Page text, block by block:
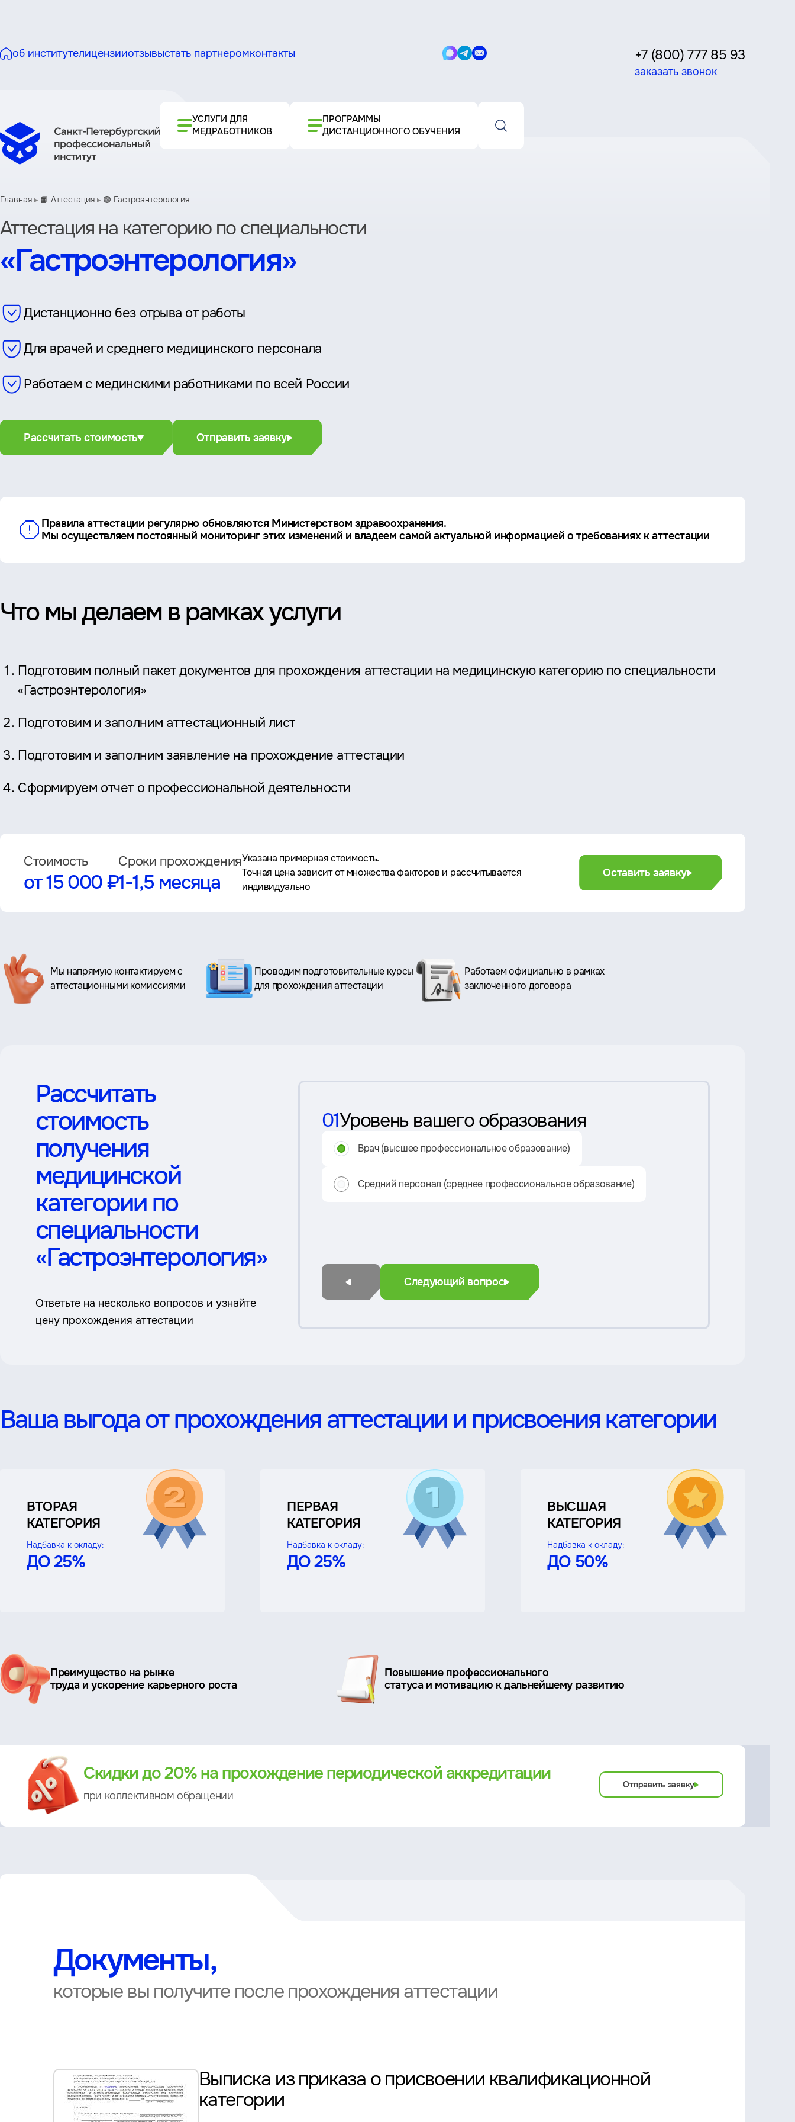
об институтелицензииотзывыстать партнеромконтакты
Написать
Написать
Написать
+7 (800) 777 85 93
заказать звонок
УСЛУГИ ДЛЯ
МЕДРАБОТНИКОВ
ПРОГРАММЫ
ДИСТАНЦИОННОГО ОБУЧЕНИЯ
Главная 📙 Аттестация 🟢 Гастроэнтерология
Аттестация на категорию по специальности
«Гастроэнтерология»
Дистанционно без отрыва от работы
Для врачей и среднего медицинского персонала
Работаем с мединскими работниками по всей России
Рассчитать стоимость Отправить заявку
Правила аттестации регулярно обновляются Министерством здравоохранения.
Мы осуществляем постоянный мониторинг этих изменений и владеем самой актуальной информацией о требованиях к аттестации
Что мы делаем в рамках услуги
Подготовим полный пакет документов для прохождения аттестации на медицинскую категорию по специальности
«Гастроэнтерология»
Подготовим и заполним аттестационный лист
Подготовим и заполним заявление на прохождение аттестации
Сформируем отчет о профессиональной деятельности
Стоимость
от 15 000 ₽
Сроки прохождения
1-1,5 месяца
Указана примерная стоимость.
Точная цена зависит от множества факторов и рассчитывается
индивидуально
Оставить заявку
Ключевые
преимущества
Мы напрямую контактируем с
аттестационными комиссиями
Проводим подготовительные курсы
для прохождения аттестации
Работаем официально в рамках
заключенного договора
Рассчитать
стоимость
получения
медицинской
категории по
специальности
«Гастроэнтерология»
Ответьте на несколько вопросов и узнайте
цену прохождения аттестации
01Уровень вашего образования
Врач (высшее профессиональное образование)
Средний персонал (среднее профессиональное образование)
Следующий вопрос
Ваша выгода от прохождения аттестации и присвоения категории
ВТОРАЯ
КАТЕГОРИЯ
Надбавка к окладу:
ДО 25%
ПЕРВАЯ
КАТЕГОРИЯ
Надбавка к окладу:
ДО 25%
ВЫСШАЯ
КАТЕГОРИЯ
Надбавка к окладу:
ДО 50%
Ключевые
преимущества
Преимущество на рынке
труда и ускорение карьерного роста
Повышение профессионального
статуса и мотивацию к дальнейшему развитию
ПреимуществоСкидки до 20% на прохождение периодической аккредитации
при коллективном обращении
Отправить заявку
Документы,
которые вы получите после прохождения аттестации
Выписка из приказа о присвоении квалификационной
категории